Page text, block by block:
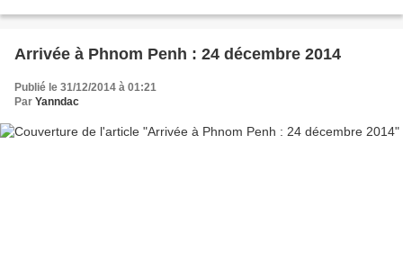
Arrivée à Phnom Penh : 24 décembre 2014
Publié le 31/12/2014 à 01:21
Par Yanndac